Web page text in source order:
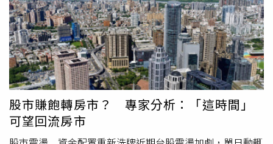
服務也逐漸整合至 LINE 平台，降低下載多個 App 的需求。
市場人士認為，若房屋資訊查詢工具能結合民眾熟悉的使用
介面，並兼顧個資保護與資訊透明，將有機會成為賞屋及購
屋流程中的輔助工具之一。實價雷達表示，未來將持續依據
政府公開資料更新查詢內容，協助使用者掌握房屋實價登錄
資訊及相關公開環境圖資，讓民眾在購屋前能取得更多公開
資訊作為參考。更多相關資訊可搜尋「實價雷達」官方網站
。
執行長張旭嵐表示，不動產貸款集中度是一項比率，分子與
分母的變動，都會影響最終數字，因此集中度下降，不能直
接解讀為銀行全面緊縮房貸，或資金已大舉撤離房市。她舉
例，若銀行整體放款成長速度高於不動產貸款，作為分母的
總放款增加幅度較大，即使不動產貸款仍持續成長，集中度
比率仍可能下降。從實際金額來看，不動產貸款餘額仍由
2025年底的15.06兆元增加至15.25兆元，反映銀行房貸業
務並未停擺，市場仍存在首購、自住、換屋與新屋交屋等實
際資金需求，只是貸款增幅已受到控制。台股資金需求升
股市賺飽轉房市？ 專家分析：「這時間」
可望回流房市